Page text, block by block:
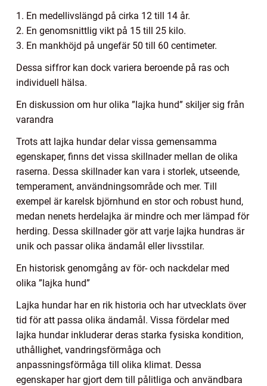
1. En medellivslängd på cirka 12 till 14 år.
2. En genomsnittlig vikt på 15 till 25 kilo.
3. En mankhöjd på ungefär 50 till 60 centimeter.
Dessa siffror kan dock variera beroende på ras och
individuell hälsa.
En diskussion om hur olika ”lajka hund” skiljer sig från
varandra
Trots att lajka hundar delar vissa gemensamma
egenskaper, finns det vissa skillnader mellan de olika
raserna. Dessa skillnader kan vara i storlek, utseende,
temperament, användningsområde och mer. Till
exempel är karelsk björnhund en stor och robust hund,
medan nenets herdelajka är mindre och mer lämpad för
herding. Dessa skillnader gör att varje lajka hundras är
unik och passar olika ändamål eller livsstilar.
En historisk genomgång av för- och nackdelar med
olika ”lajka hund”
Lajka hundar har en rik historia och har utvecklats över
tid för att passa olika ändamål. Vissa fördelar med
lajka hundar inkluderar deras starka fysiska kondition,
uthållighet, vandringsförmåga och
anpassningsförmåga till olika klimat. Dessa
egenskaper har gjort dem till pålitliga och användbara